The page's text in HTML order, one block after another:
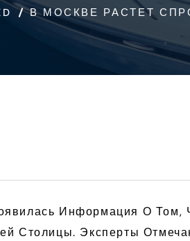
В МОСКВЕ РАСТЕТ
Информация О Том,
Столицы. Эксперты